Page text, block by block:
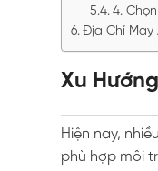
4.
Địa Chỉ May
Xu
Hiện nay,
phù hợp môi